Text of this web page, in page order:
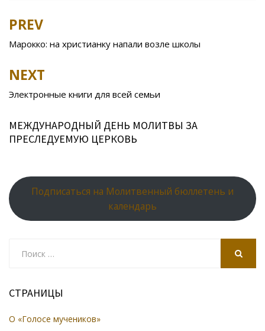
b
o
o
k
kl
as
ni
u
r
al
st u A
p
Post
navigation
PREV
Марокко: на христианку напали возле школы
NEXT
Электронные книги для всей семьи
МЕЖДУНАРОДНЫЙ ДЕНЬ МОЛИТВЫ ЗА
ПРЕСЛЕДУЕМУЮ ЦЕРКОВЬ
Подписаться на Молитвенный бюллетень и
календарь
СТРАНИЦЫ
О «Голосе мучеников»